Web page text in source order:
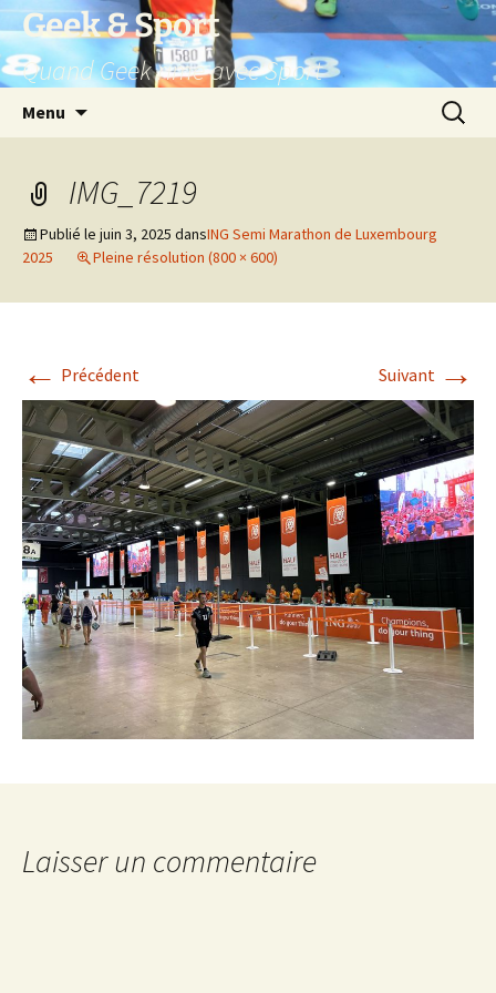
Aller
au
contenu
Geek & Sport
Quand Geek rime avec Sport
Menu
IMG_7219
Publié le juin 3, 2025 dansING Semi Marathon de Luxembourg
2025
Pleine résolution (800 × 600)
← Précédent Suivant →
Laisser un commentaire